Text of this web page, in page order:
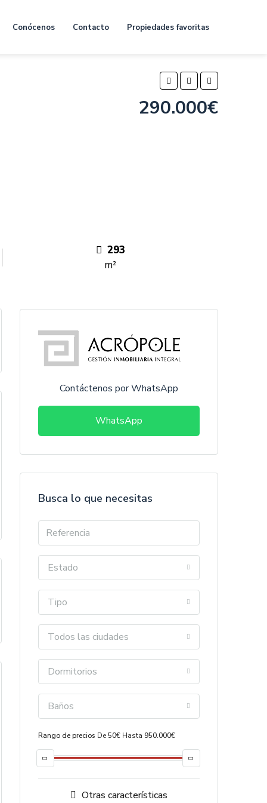
Conócenos Contacto Propiedades favoritas
290.000€
293
m²
Contáctenos por WhatsApp
WhatsApp
Busca lo que necesitas
Estado
Tipo
Todos las ciudades
Dormitorios
Baños
Rango de precios De50€ Hasta 950.000€
Otras características